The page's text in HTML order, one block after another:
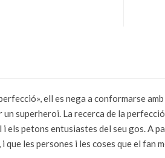
ell es nega a conformarse
superheroi. La recerca de la
petons entusiastes del seu gos. A
les persones i les coses que el fan